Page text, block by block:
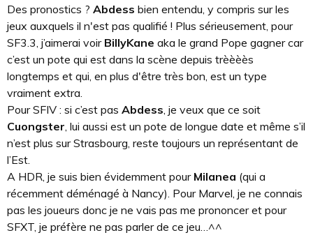
Des pronostics ? Abdess bien entendu, y compris sur les
jeux auxquels il n'est pas qualifié ! Plus sérieusement, pour
SF3.3, j’aimerai voir BillyKane aka le grand Pope gagner car
c’est un pote qui est dans la scène depuis trèèèès
longtemps et qui, en plus d'être très bon, est un type
vraiment extra.
Pour SFIV : si c’est pas Abdess, je veux que ce soit
Cuongster, lui aussi est un pote de longue date et même s’il
n’est plus sur Strasbourg, reste toujours un représentant de
l’Est.
A HDR, je suis bien évidemment pour Milanea (qui a
récemment déménagé à Nancy). Pour Marvel, je ne connais
pas les joueurs donc je ne vais pas me prononcer et pour
SFXT, je préfère ne pas parler de ce jeu…^^